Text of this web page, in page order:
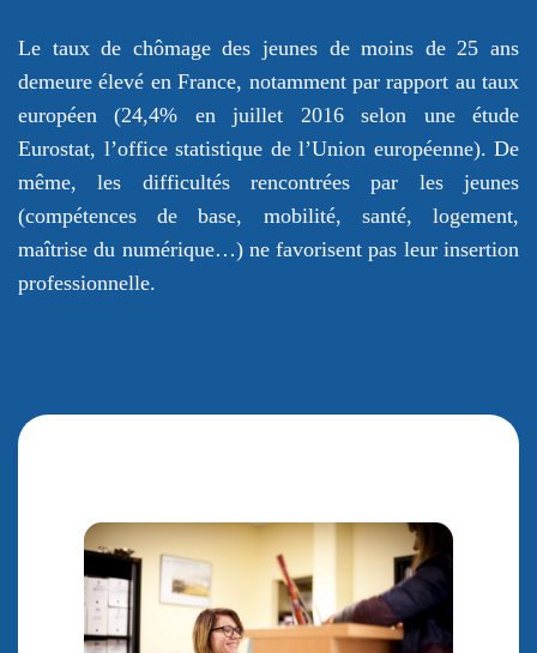
Le taux de chômage des jeunes de moins de 25 ans
demeure élevé en France, notamment par rapport au taux
européen (24,4% en juillet 2016 selon une étude
Eurostat, l’office statistique de l’Union européenne). De
même, les difficultés rencontrées par les jeunes
(compétences de base, mobilité, santé, logement,
maîtrise du numérique…) ne favorisent pas leur insertion
professionnelle.